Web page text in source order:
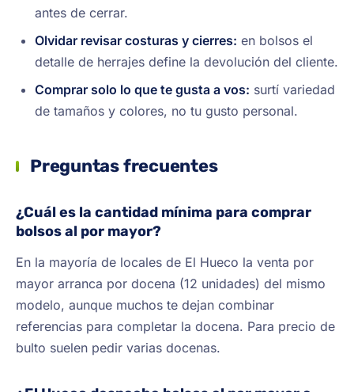
antes de cerrar.
Olvidar revisar costuras y cierres: en bolsos el
detalle de herrajes define la devolución del cliente.
Comprar solo lo que te gusta a vos: surtí variedad
de tamaños y colores, no tu gusto personal.
Preguntas frecuentes
¿Cuál es la cantidad mínima para comprar
bolsos al por mayor?
En la mayoría de locales de El Hueco la venta por
mayor arranca por docena (12 unidades) del mismo
modelo, aunque muchos te dejan combinar
referencias para completar la docena. Para precio de
bulto suelen pedir varias docenas.